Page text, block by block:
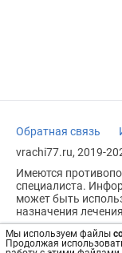
Мы используем файлы
Продолжая
Обратная связь
vrachi77.ru, 2019-
Имеются
специалиста.
может быть
назначения
Возрастное